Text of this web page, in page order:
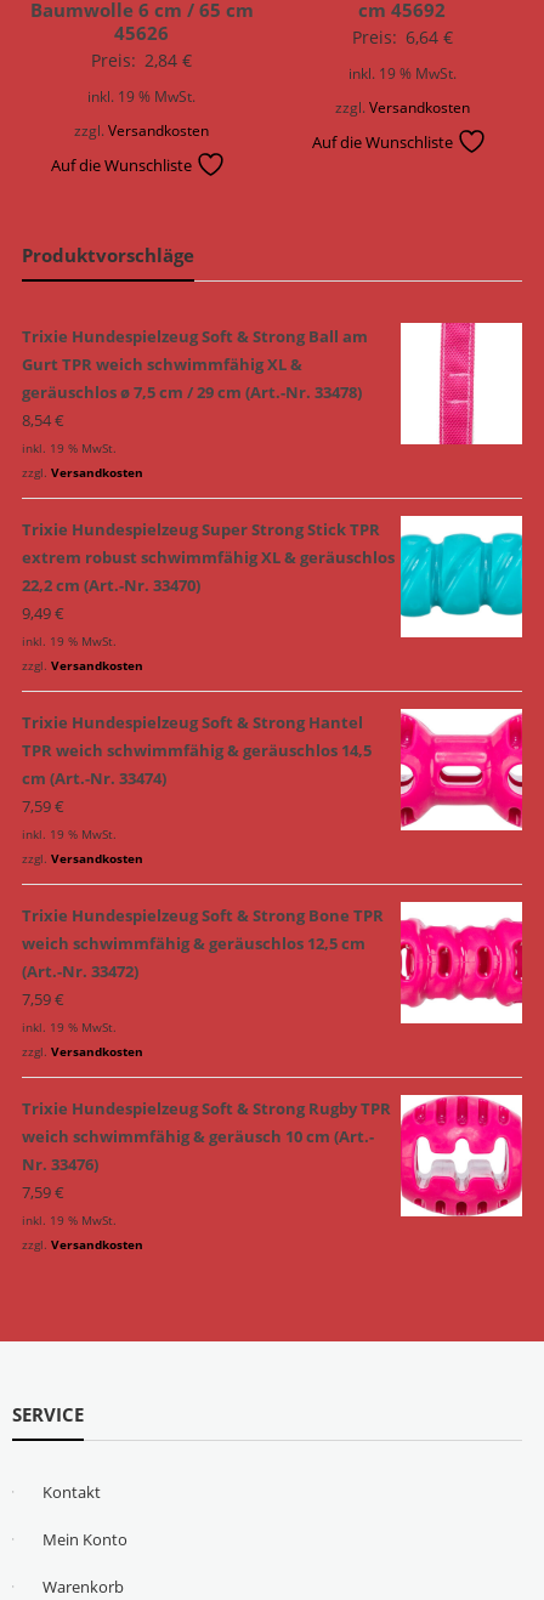
Baumwolle 6 cm / 65 cm
45626
Preis: 2,84€
inkl. 19 % MwSt.
zzgl.Versandkosten
Auf die Wunschliste
cm 45692
Preis: 6,64 €
inkl. 19 % MwSt.
zzgl. Versandkosten
Auf die Wunschliste
Produktvorschläge
Trixie Hundespielzeug Soft & Strong Ball am
Gurt TPR weich schwimmfähig XL &
geräuschlos ø 7,5 cm / 29 cm (Art.-Nr. 33478)
8,54€
inkl. 19 % MwSt.
zzgl. Versandkosten
Trixie Hundespielzeug Super Strong Stick TPR
extrem robust schwimmfähig XL & geräuschlos
22,2 cm (Art.-Nr. 33470)
9,49€
inkl. 19 % MwSt.
zzgl. Versandkosten
Trixie Hundespielzeug Soft & Strong Hantel
TPR weich schwimmfähig & geräuschlos 14,5
cm (Art.-Nr. 33474)
7,59€
inkl. 19 % MwSt.
zzgl. Versandkosten
Trixie Hundespielzeug Soft & Strong Bone TPR
weich schwimmfähig & geräuschlos 12,5 cm
(Art.-Nr. 33472)
7,59€
inkl. 19 % MwSt.
zzgl. Versandkosten
Trixie Hundespielzeug Soft & Strong Rugby TPR
weich schwimmfähig & geräusch 10 cm (Art.-
Nr. 33476)
7,59€
inkl. 19 % MwSt.
zzgl. Versandkosten
SERVICE
Kontakt
Mein Konto
Warenkorb